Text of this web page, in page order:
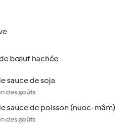
bœuf hachée
sauce de soja
des goûts
sauce de poisson (nuoc-mâm)
des goûts